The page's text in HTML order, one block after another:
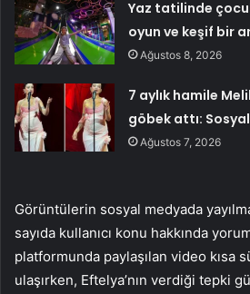
Yaz tatilinde
oyun ve keşif bir
Ağustos 8, 2026
7 aylık hamile
göbek attı:
Ağustos 7, 2026
Görüntülerin sosyal medyada
sayıda kullanıcı konu hakkında
platformunda paylaşılan video kısa
ulaşırken, Eftelya’nın verdiği tepki